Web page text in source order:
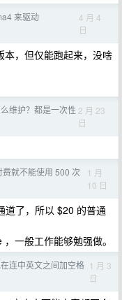
来驱动
4 月 4
日
，但仅能跑起来，没啥
维护？都是一次性 2 月 23
日
就不能使用 500 次
1 月
10 日
道了，所以 $20 的普通
一般工作能够勉强做。
连中英文之间加空格 1 月 3
日